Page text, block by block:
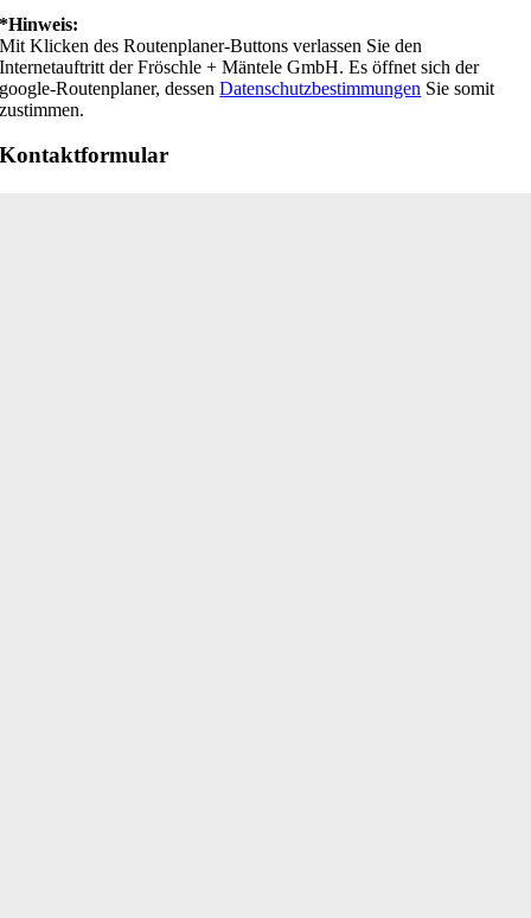
*Hinweis:
Mit Klicken des Routenplaner-Buttons verlassen Sie den
Internetauftritt der Fröschle + Mäntele GmbH. Es öffnet sich der
google-Routenplaner, dessenDatenschutzbestimmungen Sie somit
zustimmen.
Kontaktformular